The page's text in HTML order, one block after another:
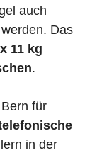
auch
Das
11 kg
.
für
in der